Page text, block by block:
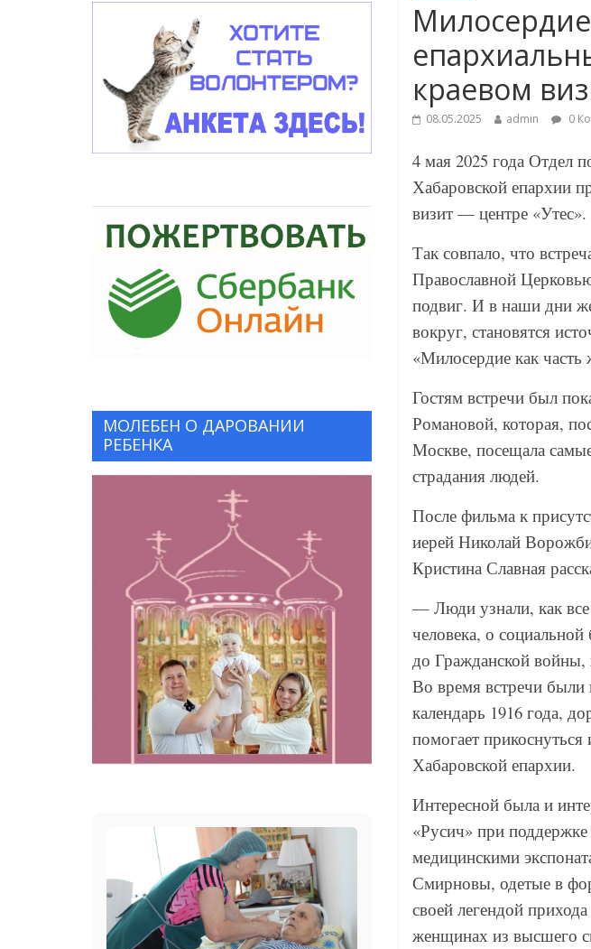
краевом
08.05.2025 admin 0
4 мая 2025 года Отдел
Хабаровской епархии
визит — центре «Утес».
Так совпало, что
Православной
подвиг. И в наши дни
вокруг, становятся
«Милосердие как
Гостям встречи был
Романовой, которая,
Москве, посещала
страдания людей.
После фильма к
иерей Николай
Кристина Славная
— Люди узнали, как все
человека, о
до Гражданской войны,
Во время встречи были
календарь 1916 года,
помогает
Хабаровской епархии.
Интересной была и
«Русич» при
медицинскими
Смирновы, одетые в
своей легендой
женщинах из высшего
МОЛЕБЕН О ДАРОВАНИИ
РЕБЕНКА